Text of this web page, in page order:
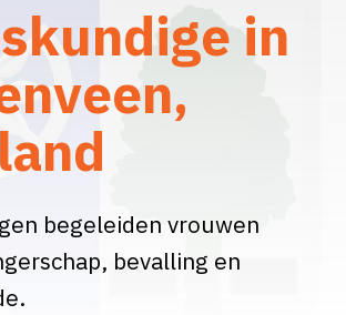
in
begeleiden vrouwen
bevalling en